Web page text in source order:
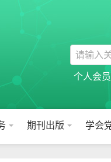
个人会
期刊出版 学会